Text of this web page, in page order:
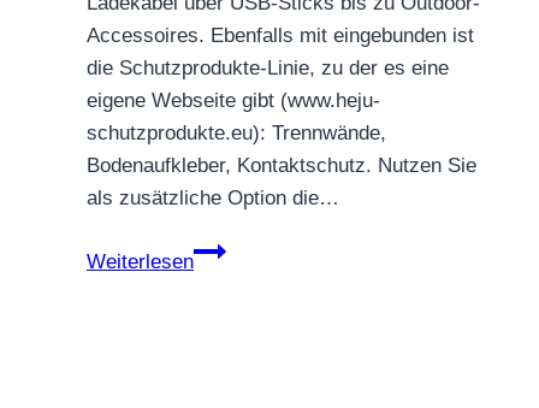
Accessoires. Ebenfalls mit eingebunden ist
die Schutzprodukte-Linie, zu der es eine
eigene Webseite gibt (www.heju-
schutzprodukte.eu): Trennwände,
Bodenaufkleber, Kontaktschutz. Nutzen Sie
als zusätzliche Option die…
Weiterlesen
Für